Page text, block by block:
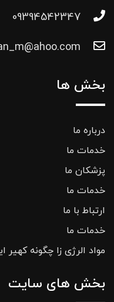
09394542347
بخش ها
درباره ما
خدمات ما
پزشکان ما
خدمات ما
ارتباط با ما
خدمات ما
مواد الرژی زا چگونه کهیر
بخش های سایت